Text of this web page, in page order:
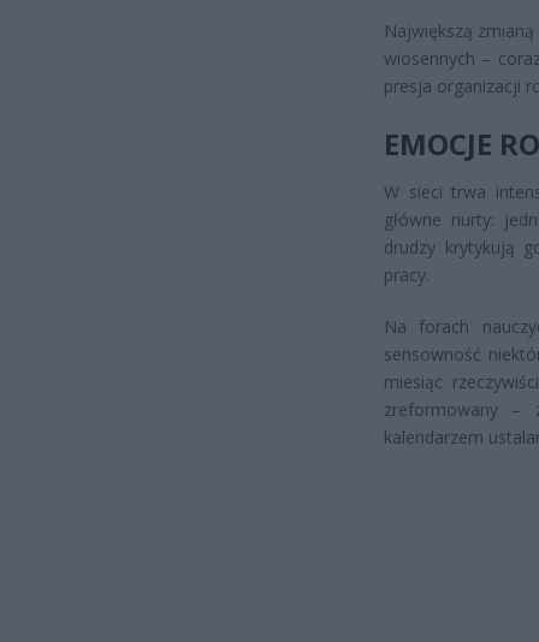
Największą
wiosennych –
presja organizacji
EMOCJE
W sieci trwa
główne nurty:
drudzy krytykują
pracy.
Na forach
sensowność
miesiąc
zreformowany –
kalendarzem